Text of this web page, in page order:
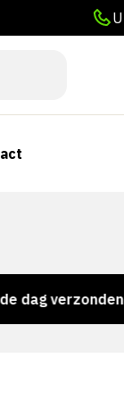
verzonden